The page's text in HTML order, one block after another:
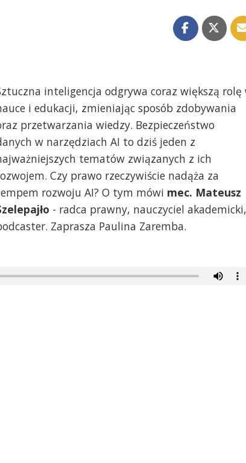
inteligencja odgrywa coraz większą rolę
i edukacji, zmieniając sposób zdobywania
przetwarzania wiedzy. Bezpieczeństwo
w narzędziach AI to dziś jeden z
tematów związanych z ich
Czy prawo rzeczywiście nadąża za
rozwoju AI? O tym mówi mec. Mateusz
- radca prawny, nauczyciel akademicki,
Zaprasza Paulina Zaremba.